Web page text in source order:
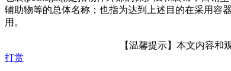
辅助物等的总体名称；也指为达到上述目的在采用容
用。
【温馨提示】本文内容和
打赏